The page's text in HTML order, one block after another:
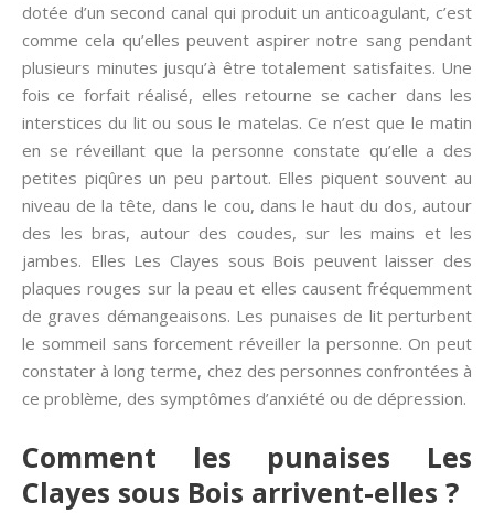
dotée d’un second canal qui produit un anticoagulant, c’est
comme cela qu’elles peuvent aspirer notre sang pendant
plusieurs minutes jusqu’à être totalement satisfaites. Une
fois ce forfait réalisé, elles retourne se cacher dans les
interstices du lit ou sous le matelas. Ce n’est que le matin
en se réveillant que la personne constate qu’elle a des
petites piqûres un peu partout. Elles piquent souvent au
niveau de la tête, dans le cou, dans le haut du dos, autour
des les bras, autour des coudes, sur les mains et les
jambes. Elles Les Clayes sous Bois peuvent laisser des
plaques rouges sur la peau et elles causent fréquemment
de graves démangeaisons. Les punaises de lit perturbent
le sommeil sans forcement réveiller la personne. On peut
constater à long terme, chez des personnes confrontées à
ce problème, des symptômes d’anxiété ou de dépression.
Comment les punaises Les
Clayes sous Bois arrivent-elles ?